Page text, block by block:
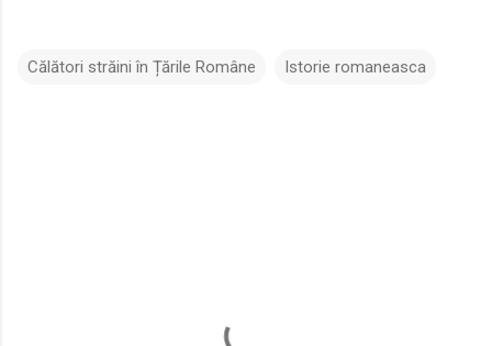
Călători străini în Țările Române Istorie romaneasca